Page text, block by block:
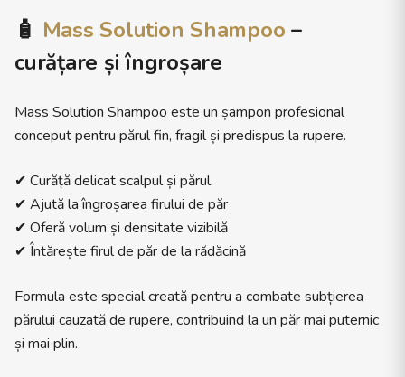
🧴 Mass Solution Shampoo –
curățare și îngroșare
Mass Solution Shampoo este un șampon profesional
conceput pentru părul fin, fragil și predispus la rupere.
✔ Curăță delicat scalpul și părul
✔ Ajută la îngroșarea firului de păr
✔ Oferă volum și densitate vizibilă
✔ Întărește firul de păr de la rădăcină
Formula este special creată pentru a combate subțierea
părului cauzată de rupere, contribuind la un păr mai puternic
și mai plin.